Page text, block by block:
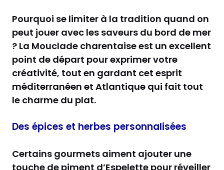
Pourquoi se limiter à la tradition quand on
peut jouer avec les saveurs du bord de mer
? La Mouclade charentaise est un excellent
point de départ pour exprimer votre
créativité, tout en gardant cet esprit
méditerranéen et Atlantique qui fait tout
le charme du plat.
Des épices et herbes personnalisées
Certains gourmets aiment ajouter une
touche de piment d’Espelette pour réveiller